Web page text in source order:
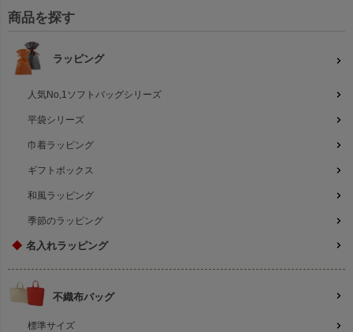
商品を探す
ラッピング
人気No,1ソフトバッグシリーズ
平袋シリーズ
巾着ラッピング
ギフトボックス
和風ラッピング
季節のラッピング
◆ 名入れラッピング
不織布バッグ
標準サイズ